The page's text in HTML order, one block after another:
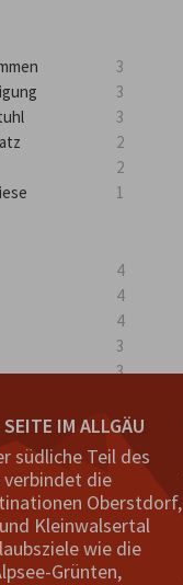
3
3
3
2
2
1
4
4
4
3
3
1
1
IM ALLGÄU
südliche Teil des
verbindet die
Oberstdorf,
Kleinwalsertal
wie die
Grünten,